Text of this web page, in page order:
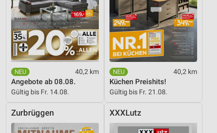
40,2 km
Angebote ab 08.08.
Gültig bis Fr. 14.08.
40,2 km
Küchen Preishits!
Gültig bis Fr. 21.08.
Zurbrüggen XXXLutz